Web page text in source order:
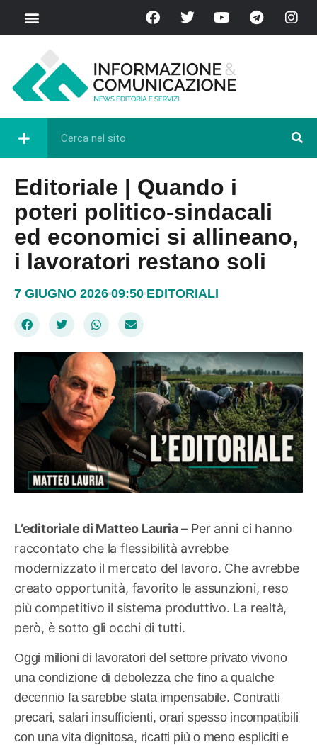
Editoriale | Quando i
poteri politico-sindacali
ed economici si allineano,
i lavoratori restano soli
7 GIUGNO 2026 09:50 EDITORIALI
L’editoriale di Matteo Lauria– Per anni ci hanno
raccontato che la flessibilità avrebbe
modernizzato il mercato del lavoro. Che avrebbe
creato opportunità, favorito le assunzioni, reso
più competitivo il sistema produttivo. La realtà,
però, è sotto gli occhi di tutti.
Oggi milioni di lavoratori del settore privato vivono
una condizione di debolezza che fino a qualche
decennio fa sarebbe stata impensabile. Contratti
precari, salari insufficienti, orari spesso incompatibili
con una vita dignitosa, ricatti più o meno espliciti e